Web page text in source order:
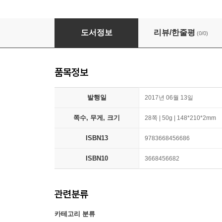
Marlen Haushofers Die Wand aus dem
도서정보 리뷰/한줄평 (0/0)
품목정보
발행일 2017년 06월 13일
쪽수, 무게, 크기 28쪽 | 50g | 148*210*2mm
ISBN13 9783668456686
ISBN10 3668456682
관련분류
카테고리 분류